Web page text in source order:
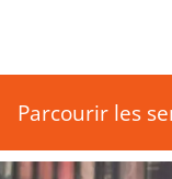
Parcourir les